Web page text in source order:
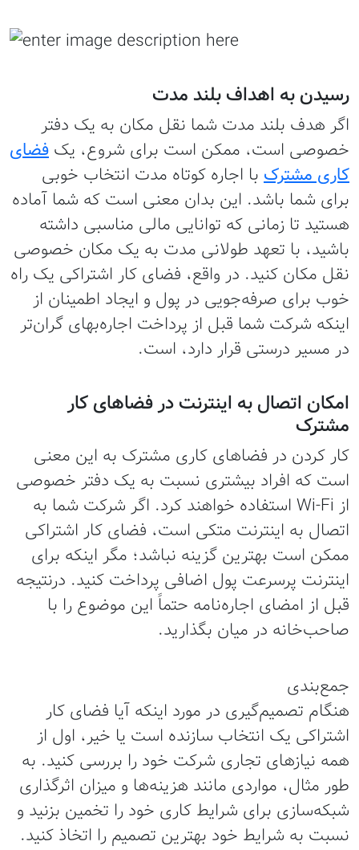
رسیدن به اهداف بلند مدت
اگر هدف بلند مدت شما نقل مکان به یک دفتر
خصوصی است، ممکن است برای شروع، یکفضای
کاری مشترکبا اجاره کوتاه مدت انتخاب خوبی
برای شما باشد. این بدان معنی است که شما آماده
هستید تا زمانی که توانایی مالی مناسبی داشته
باشید، با تعهد طولانی مدت به یک مکان خصوصی
نقل مکان کنید. در واقع، فضای کار اشتراکی یک راه
خوب برای صرفه‌جویی در پول و ایجاد اطمینان از
اینکه شرکت شما قبل از پرداخت اجاره‌بهای گران‌تر
در مسیر درستی قرار دارد، است.
امکان اتصال به اینترنت در فضاهای کار
مشترک
کار کردن در فضاهای کاری مشترک به این معنی
است که افراد بیشتری نسبت به یک دفتر خصوصی
از Wi-Fi استفاده خواهند کرد. اگر شرکت شما به
اتصال به اینترنت متکی است، فضای کار اشتراکی
ممکن است بهترین گزینه نباشد؛ مگر اینکه برای
اینترنت پرسرعت پول اضافی پرداخت کنید. درنتیجه
قبل از امضای اجاره‌نامه حتماً این موضوع را با
صاحب‌خانه در میان بگذارید.
جمع‌بندی
هنگام تصمیم‌گیری در مورد اینکه آیا فضای کار
اشتراکی یک انتخاب سازنده است یا خیر، اول از
همه نیازهای تجاری شرکت خود را بررسی کنید. به
طور مثال، مواردی مانند هزینه‌ها و میزان اثرگذاری
شبکه‌سازی برای شرایط کاری خود را تخمین بزنید و
نسبت به شرایط خود بهترین تصمیم را اتخاذ کنید.